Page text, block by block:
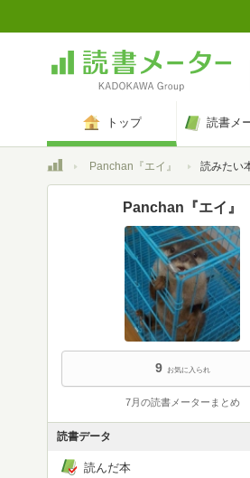
トップ 読書メ
トップPanchan『エイ』 読みたい
Panchan『エイ』
9 お気に入られ
7月の読書メーターまとめ
読書データ
読んだ本